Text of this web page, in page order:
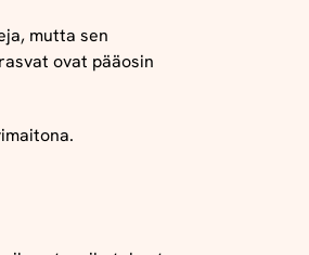
mutta sen
ovat pääosin